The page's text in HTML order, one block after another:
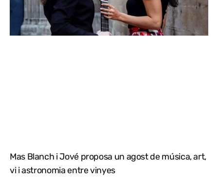
Mas Blanch i Jové proposa un agost de música, art,
vi i astronomia entre vinyes